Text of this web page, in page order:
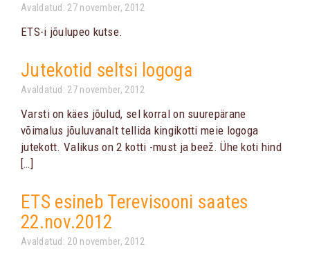
Avaldatud: 27 november, 2012
ETS-i jõulupeo kutse.
Jutekotid seltsi logoga
Avaldatud: 27 november, 2012
Varsti on käes jõulud, sel korral on suurepärane
võimalus jõuluvanalt tellida kingikotti meie logoga
jutekott. Valikus on 2 kotti -must ja beež. Ühe koti hind
[…]
ETS esineb Terevisooni saates
22.nov.2012
Avaldatud: 20 november, 2012